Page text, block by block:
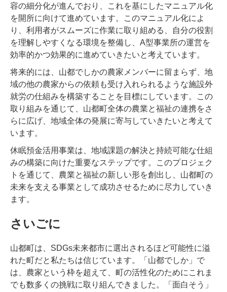
容の細分化が進んでおり、これを基にしたマニュアル化
を開所に向けて進めています。このマニュアル化によ
り、利用者がスムーズに作業に取り組める、自分の役割
を理解しやすくなる環境を整備し、A型事業所の運営を
効率的かつ効果的に進めていきたいと考えています。
将来的には、山都でしかの農家メンバーに留まらず、地
域の他の農家からの依頼も受け入れられるような施設外
就労の仕組みを構築することを目標にしています。この
取り組みを通じて、山都町全体の農業と福祉の連携をさ
らに広げ、地域全体の発展に寄与していきたいと考えて
います。
休眠預金活用事業は、地域課題の解決と持続可能な仕組
みの構築に向けた重要なステップです。このプロジェク
トを通じて、農業と福祉の新しい形を創出し、山都町の
未来を支える事業として成功させるために尽力していき
ます。
さいごに
山都町は、SDGs未来都市に選出されるほど可能性に溢
れた町だと私たちは信じています。「山都でしか」で
は、農家という枠を超えて、町の活性化のためにこれま
でも数多くの挑戦に取り組んできました。「面白そう」